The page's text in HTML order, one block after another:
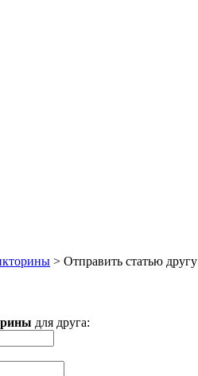
> Отправить статью другу
для друга: